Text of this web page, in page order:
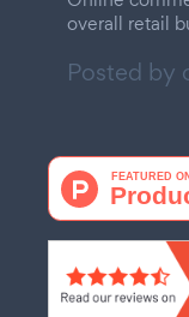
overall retail
Posted by